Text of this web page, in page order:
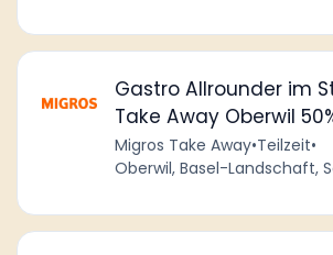
Gastro Allrounder im
Take Away Oberwil
Migros Take Away•Teilzeit•
Oberwil, Basel-Landschaft,